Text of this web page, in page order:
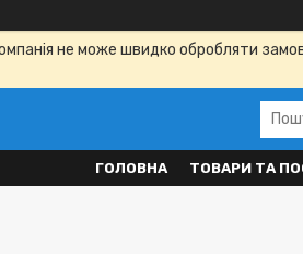
не може швидко обробляти
ГОЛОВНА ТОВАРИ ТА